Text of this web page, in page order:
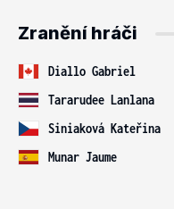
Zranění hráči
Diallo Gabriel
Tararudee Lanlana
Siniaková Kateřina
Munar Jaume